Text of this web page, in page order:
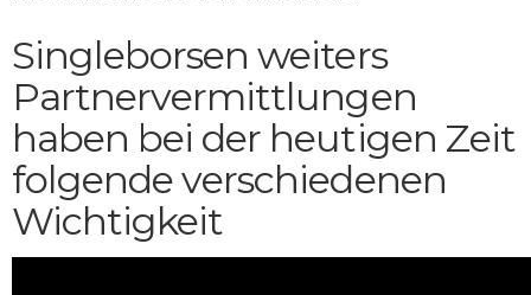
Singleborsen weiters
Partnervermittlungen
haben bei der heutigen Zeit
folgende verschiedenen
Wichtigkeit